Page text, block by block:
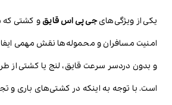
یکی از ویژگی‌هایجی پی اس قایق و کشتی که
امنیت مسافران و محموله‌ها نقش مهمی ایفا
و بدون دردسر سرعت قایق، لنج یا کشتی از
است. با توجه به اینکه در کشتی‌های باری و